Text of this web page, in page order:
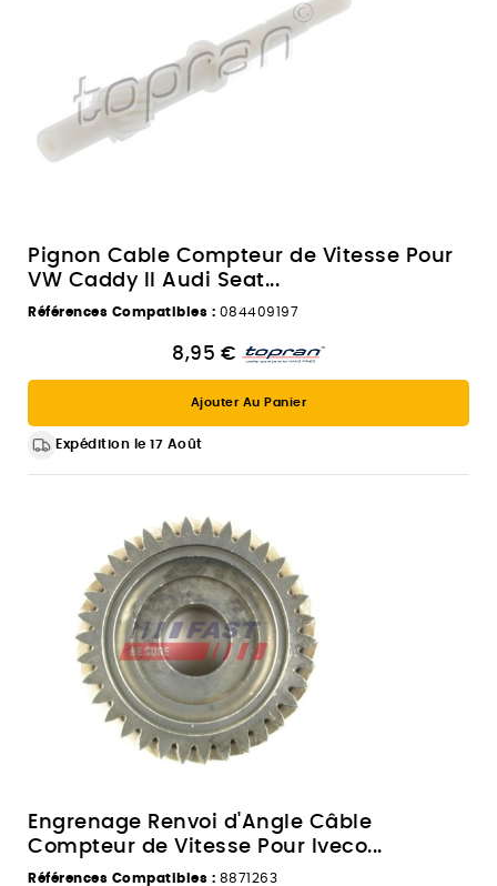
Pignon Cable Compteur de Vitesse Pour
VW Caddy II Audi Seat...
Références Compatibles : 084409197
8,95 €
Ajouter Au Panier
Expédition le 17 Août
Engrenage Renvoi d'Angle Câble
Compteur de Vitesse Pour Iveco...
Références Compatibles : 8871263